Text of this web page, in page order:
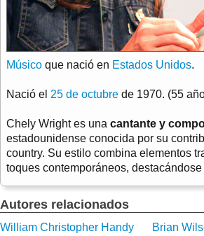
Músico que nació en Estados Unidos.
Nació el 25 de octubre de 1970. (55
Chely Wright es una cantante y
estadounidense conocida por su
country. Su estilo combina elementos
toques contemporáneos,
Autores relacionados
William Christopher Handy
Brian